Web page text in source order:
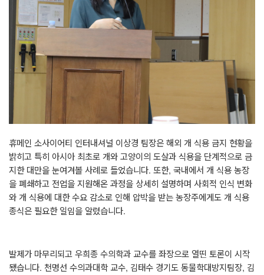
휴메인 소사이어티 인터내셔널 이상경 팀장은 해외 개 식용 금지 현황을
밝히고 특히 아시아 최초로 개와 고양이의 도살과 식용을 단계적으로 금
지한 대만을 눈여겨볼 사례로 들었습니다. 또한, 국내에서 개 식용 농장
을 폐쇄하고 전업을 지원해온 과정을 상세히 설명하며 사회적 인식 변화
와 개 식용에 대한 수요 감소로 인해 압박을 받는 농장주에게도 개 식용
종식은 필요한 일임을 알렸습니다.
발제가 마무리되고 우희종 수의학과 교수를 좌장으로 열띤 토론이 시작
됐습니다. 천명선 수의과대학 교수, 김태수 경기도 동물학대방지팀장, 김